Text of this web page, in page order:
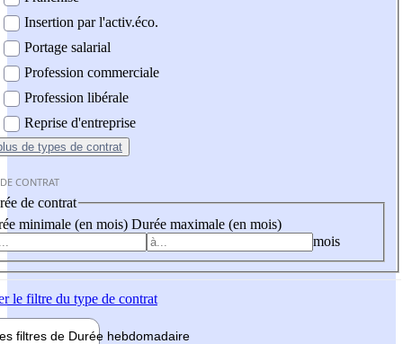
Insertion par l'activ.éco.
Portage salarial
Profession commerciale
Profession libérale
Reprise d'entreprise
de types de contrat
CONTRAT
de contrat
minimale (en mois) Durée maximale (en mois)
mois
le filtre du type de contrat
filtres de Durée hebdomadaire